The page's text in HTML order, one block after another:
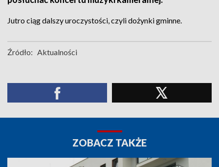
Jutro ciąg dalszy uroczystości, czyli dożynki gminne.
Źródło: Aktualności
ZOBACZ TAKŻE